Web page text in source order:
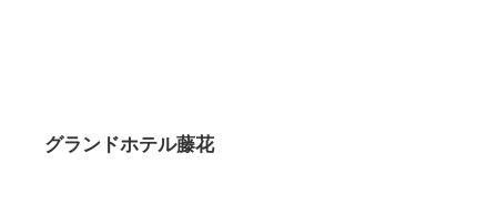
グランドホテル藤花